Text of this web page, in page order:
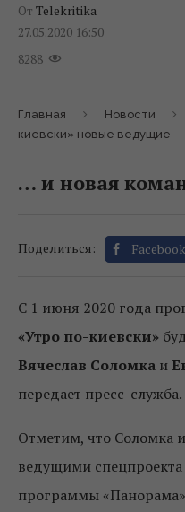
От Telekritika
27.05.2020 16:50
8288
Главная Новости
киевски» новые ведущие
… и новая
Поделиться: Facebook
С 1 июня 2020 года
«Утро по-киевски»
Вячеслав Соломка и
передает пресс-служба.
Отметим, что Соломка
ведущими спецпроекта
программы